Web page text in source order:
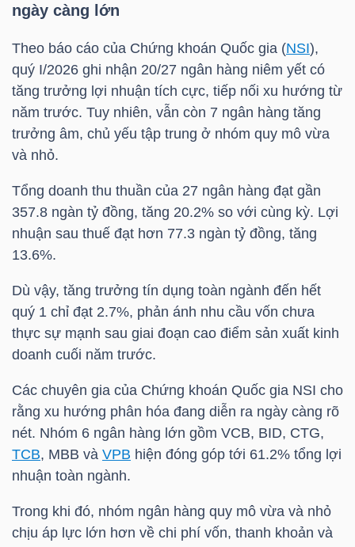
ngày càng lớn
Theo báo cáo của Chứng khoán Quốc gia (NSI),
quý I/2026 ghi nhận 20/27 ngân hàng niêm yết có
tăng trưởng lợi nhuận tích cực, tiếp nối xu hướng từ
năm trước. Tuy nhiên, vẫn còn 7 ngân hàng tăng
trưởng âm, chủ yếu tập trung ở nhóm quy mô vừa
và nhỏ.
Tổng doanh thu thuần của 27 ngân hàng đạt gần
357.8 ngàn tỷ đồng, tăng 20.2% so với cùng kỳ. Lợi
nhuận sau thuế đạt hơn 77.3 ngàn tỷ đồng, tăng
13.6%.
Dù vậy, tăng trưởng tín dụng toàn ngành đến hết
quý 1 chỉ đạt 2.7%, phản ánh nhu cầu vốn chưa
thực sự mạnh sau giai đoạn cao điểm sản xuất kinh
doanh cuối năm trước.
Các chuyên gia của Chứng khoán Quốc gia NSI cho
rằng xu hướng phân hóa đang diễn ra ngày càng rõ
nét. Nhóm 6 ngân hàng lớn gồm VCB, BID, CTG,
TCB, MBB và VPB hiện đóng góp tới 61.2% tổng lợi
nhuận toàn ngành.
Trong khi đó, nhóm ngân hàng quy mô vừa và nhỏ
chịu áp lực lớn hơn về chi phí vốn, thanh khoản và
NĂNG
LƯỢNG
NGUYÊN
VẬT
LIỆU
TIÊU
DÙNG
KHÔNG
THIẾT